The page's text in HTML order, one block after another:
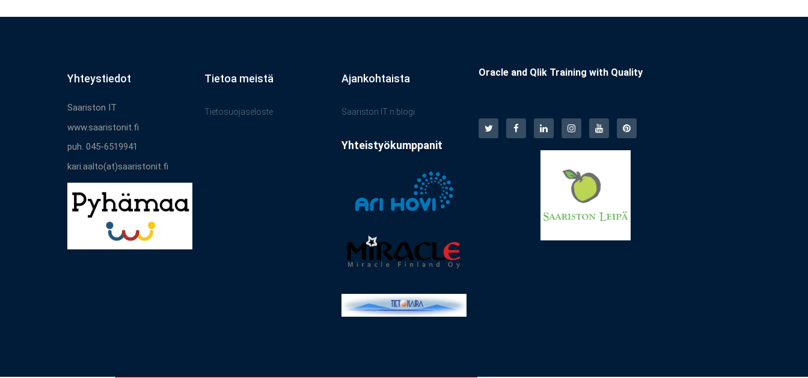
Yhteystiedot
Saariston IT
www.saaristonit.fi
puh. 045-6519941
kari.aalto(at)saaristonit.fi
Tietoa meistä
Tietosuojaseloste
Ajankohtaista
Saariston IT:n blogi
Yhteistyökumppanit
Oracle and Qlik Training with Quality